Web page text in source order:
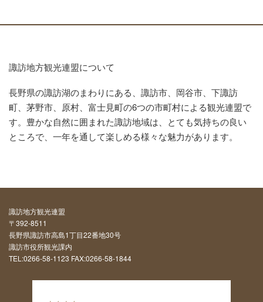
諏訪地方観光連盟について
長野県の諏訪湖のまわりにある、諏訪市、岡谷市、下諏訪
町、茅野市、原村、富士見町の6つの市町村による観光連盟で
す。豊かな自然に囲まれた諏訪地域は、とても気持ちの良い
ところで、一年を通して楽しめる様々な魅力があります。
諏訪地方観光連盟
〒392-8511
長野県諏訪市高島1丁目22番地30号
諏訪市役所観光課内
TEL:0266-58-1123 FAX:0266-58-1844